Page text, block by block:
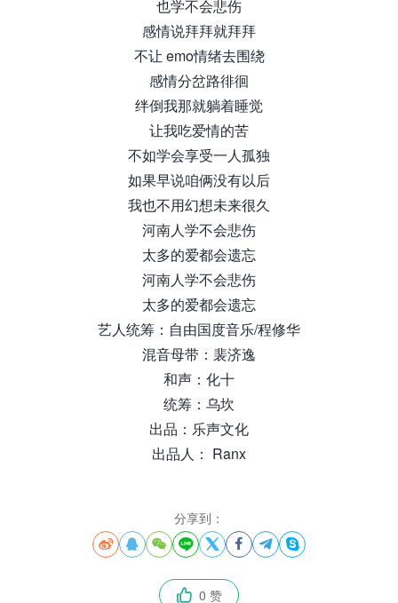
也学不会悲伤
感情说拜拜就拜拜
不让 emo情绪去围绕
感情分岔路徘徊
绊倒我那就躺着睡觉
让我吃爱情的苦
不如学会享受一人孤独
如果早说咱俩没有以后
我也不用幻想未来很久
河南人学不会悲伤
太多的爱都会遗忘
河南人学不会悲伤
太多的爱都会遗忘
艺人统筹：自由国度音乐/程修华
混音母带：裴济逸
和声：化十
统筹：乌坎
出品：乐声文化
出品人： Ranx
分享到：
       
 0 赞